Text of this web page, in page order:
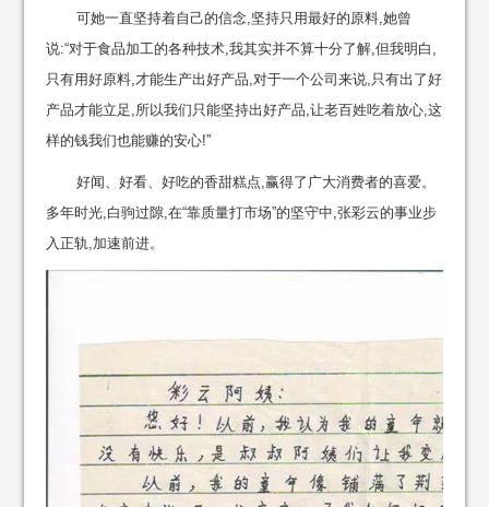
可她一直坚持着自己的信念,坚持只用最好的原料,她曾
说:“对于食品加工的各种技术,我其实并不算十分了解,但我明白,
只有用好原料,才能生产出好产品,对于一个公司来说,只有出了好
产品才能立足,所以我们只能坚持出好产品,让老百姓吃着放心,这
样的钱我们也能赚的安心!”
好闻、好看、好吃的香甜糕点,赢得了广大消费者的喜爱。
多年时光,白驹过隙,在“靠质量打市场”的坚守中,张彩云的事业步
入正轨,加速前进。